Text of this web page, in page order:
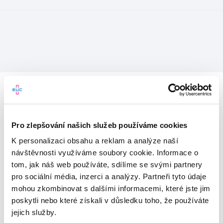
Pro zlepšování našich služeb používáme cookies
K personalizaci obsahu a reklam a analýze naší
návštěvnosti využíváme soubory cookie. Informace o
tom, jak náš web používáte, sdílíme se svými partnery
pro sociální média, inzerci a analýzy. Partneři tyto údaje
mohou zkombinovat s dalšími informacemi, které jste jim
poskytli nebo které získali v důsledku toho, že používáte
jejich služby.
Vítejte v mojeEUC